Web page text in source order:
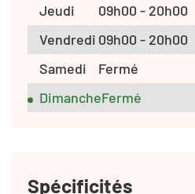
Jeudi
09h00 - 20h00
Vendredi 09h00 - 20h00
Samedi
Fermé
DimancheFermé
Spécificités